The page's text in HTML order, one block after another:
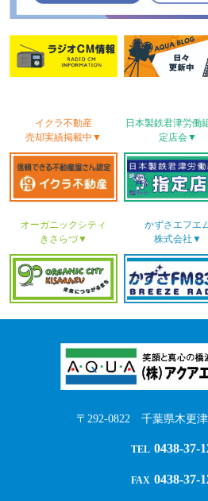
イクラ不動産
売却実績掲載中▼
日本製鉄君津労働
定店会▼
オーガニックシティ
きさらづ▼
かずさ エフエ
株式会社▼
〒292-0822 千葉県木更
TEL 0438-37-
FAX 0438-37-